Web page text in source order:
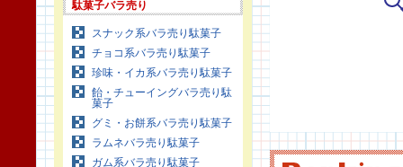
駄菓子バラ売り
スナック系バラ売り駄菓子
チョコ系バラ売り駄菓子
珍味・イカ系バラ売り駄菓子
飴・チューイングバラ売り駄
菓子
グミ・お餅系バラ売り駄菓子
ラムネバラ売り駄菓子
ガム系バラ売り駄菓子